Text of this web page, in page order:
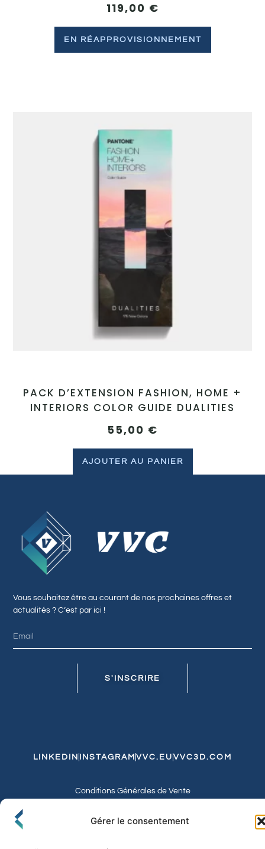
Gérer le consentement
119,00 €
EN RÉAPPROVISIONNEMENT
PACK D’EXTENSION FASHION, HOME +
INTERIORS COLOR GUIDE DUALITIES
55,00 €
AJOUTER AU PANIER
Vous souhaitez être au courant de nos prochaines offres et
actualités ? C’est par ici !
S'INSCRIRE
LINKEDIN INSTAGRAM VVC.EU VVC3D.COM
Conditions Générales de Vente
Echanges et Retours